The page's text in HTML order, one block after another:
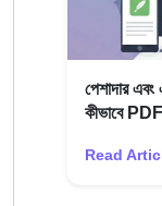
পেশাদার এবং
কীভাবে
Read